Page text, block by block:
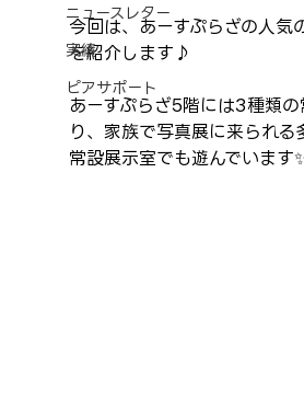
ニュースレター
実績
ピアサポート
今回は、あーすぷらざの人気
を紹介します♪
あーすぷらざ5階には3種類
り、家族で写真展に来られる
常設展示室でも遊んでいます